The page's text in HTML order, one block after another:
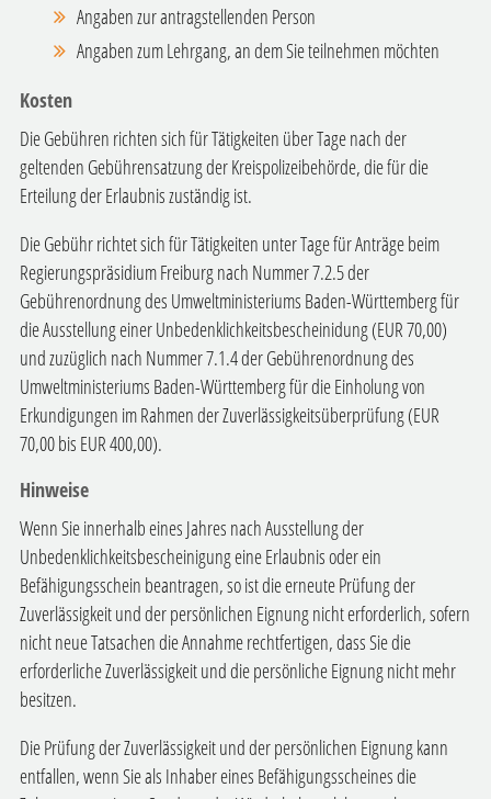
Angaben zur antragstellenden Person
Angaben zum Lehrgang, an dem Sie teilnehmen möchten
Kosten
Die Gebühren richten sich für Tätigkeiten über Tage nach der
geltenden Gebührensatzung der Kreispolizeibehörde, die für die
Erteilung der Erlaubnis zuständig ist.
Die Gebühr richtet sich für Tätigkeiten unter Tage für Anträge beim
Regierungspräsidium Freiburg nach Nummer 7.2.5 der
Gebührenordnung des Umweltministeriums Baden-Württemberg für
die Ausstellung einer Unbedenklichkeitsbescheinidung (EUR 70,00)
und zuzüglich nach Nummer 7.1.4 derGebührenordnung des
Umweltministeriums Baden-Württembergfür die Einholung von
Erkundigungen im Rahmen der Zuverlässigkeitsüberprüfung (EUR
70,00 bis EUR 400,00).
Hinweise
Wenn Sie innerhalb eines Jahres nach Ausstellung der
Unbedenklichkeitsbescheinigung eine Erlaubnis oder ein
Befähigungsschein beantragen, so ist die erneute Prüfung der
Zuverlässigkeit und der persönlichen Eignung nicht erforderlich, sofern
nicht neue Tatsachen die Annahme rechtfertigen, dass Sie die
erforderliche Zuverlässigkeit und die persönliche Eignung nicht mehr
besitzen.
Die Prüfung der Zuverlässigkeit und der persönlichen Eignung kann
entfallen, wenn Sie als Inhaber eines Befähigungsscheines die